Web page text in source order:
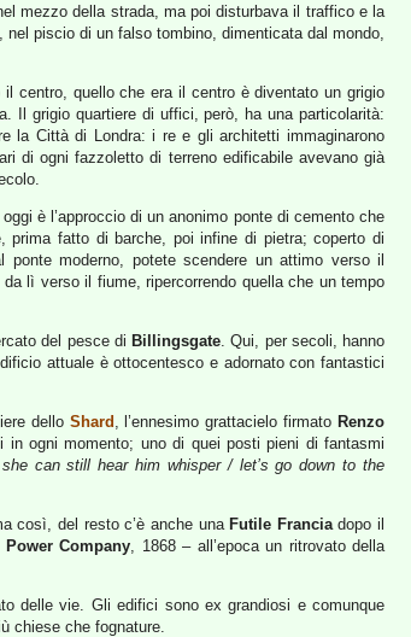
mezzo della strada, ma poi disturbava il traffico e la
piscio di un falso tombino, dimenticata dal mondo,
il centro, quello che era il centro è diventato un grigio
Il grigio quartiere di uffici, però, ha una particolarità:
la Città di Londra: i re e gli architetti immaginarono
di ogni fazzoletto di terreno edificabile avevano già
è l’approccio di un anonimo ponte di cemento che
prima fatto di barche, poi infine di pietra; coperto di
ponte moderno, potete scendere un attimo verso il
lì verso il fiume, ripercorrendo quella che un tempo
del pesce di Billingsgate. Qui, per secoli, hanno
attuale è ottocentesco e adornato con fantastici
dello Shard , l’ennesimo grattacielo firmato Renzo
in ogni momento; uno di quei posti pieni di fantasmi
can still hear him whisper / let’s go down to the
così, del resto c’è anche una Futile Franciadopo il
Company, 1868 – all’epoca un ritrovato della
delle vie. Gli edifici sono ex grandiosi e comunque
chiese che fognature.